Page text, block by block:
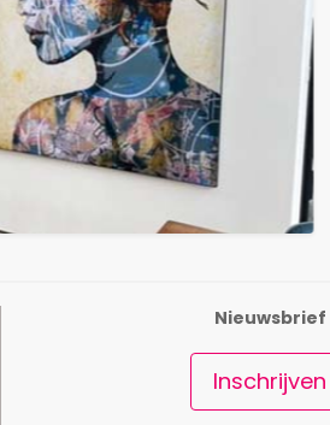
Nieuwsbrief
Inschrijven